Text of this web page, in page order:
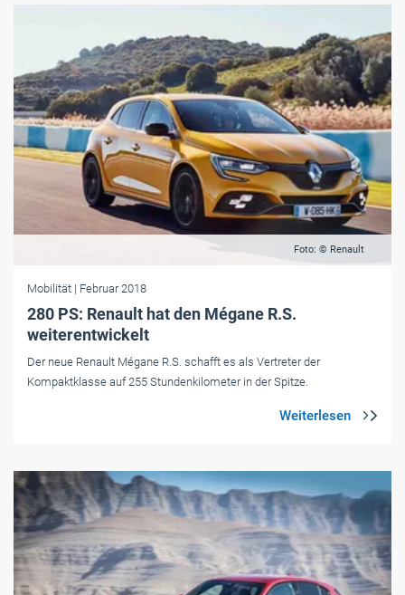
Foto: © Renault
Mobilität | Februar 2018
280 PS: Renault hat den Mégane R.S.
weiterentwickelt
Der neue Renault Mégane R.S. schafft es als Vertreter der
Kompaktklasse auf 255 Stundenkilometer in der Spitze.